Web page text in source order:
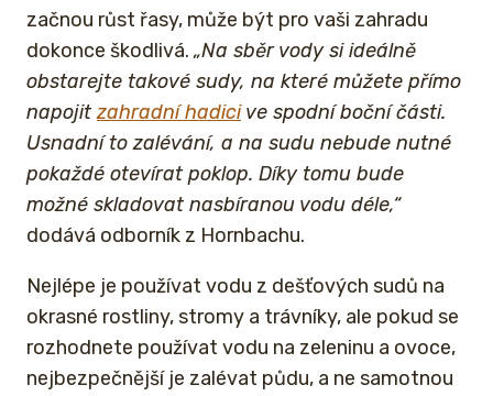
začnou růst řasy, může být pro vaši zahradu
dokonce škodlivá. „Na sběr vody si ideálně
obstarejte takové sudy, na které můžete přímo
napojitzahradní hadicive spodní boční části.
Usnadní to zalévání, a na sudu nebude nutné
pokaždé otevírat poklop. Díky tomu bude
možné skladovat nasbíranou vodu déle,“
dodává odborník z Hornbachu.
Nejlépe je používat vodu z dešťových sudů na
okrasné rostliny, stromy a trávníky, ale pokud se
rozhodnete používat vodu na zeleninu a ovoce,
nejbezpečnější je zalévat půdu, a ne samotnou